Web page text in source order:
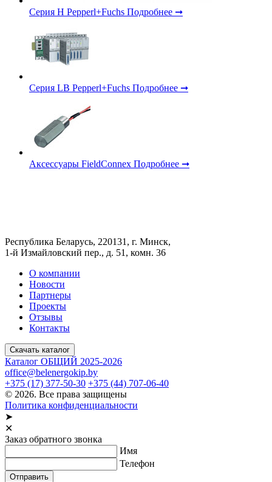
Серия H Pepperl+Fuchs Подробнее ➞
Серия LB Pepperl+Fuchs Подробнее ➞
Аксессуары FieldConnex Подробнее ➞
Республика Беларусь, 220131, г. Минск,
1-й Измайловский пер., д. 51, комн. 36
О компании
Новости
Партнеры
Проекты
Отзывы
Контакты
Скачать каталог
Каталог ОБЩИЙ 2025-2026
office@belenergokip.by
+375 (17) 377-50-30 +375 (44) 707-06-40
© 2026. Все права защищены
Политика конфиденциальности
➤
✕
Заказ обратного звонка
Имя
Телефон
Отправить